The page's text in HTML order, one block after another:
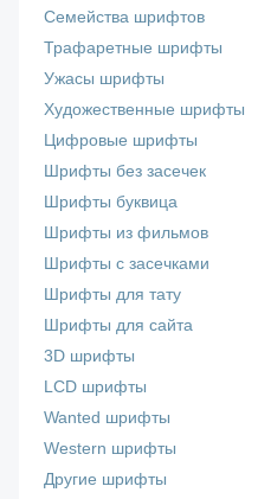
Семейства шрифтов
Трафаретные шрифты
Ужасы шрифты
Художественные шрифты
Цифровые шрифты
Шрифты без засечек
Шрифты буквица
Шрифты из фильмов
Шрифты с засечками
Шрифты для тату
Шрифты для сайта
3D шрифты
LCD шрифты
Wanted шрифты
Western шрифты
Другие шрифты